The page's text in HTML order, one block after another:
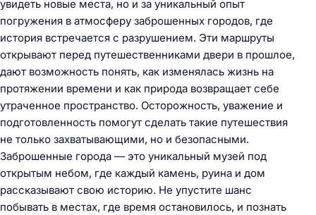
увидеть новые места, но и за уникальный опыт
погружения в атмосферу заброшенных городов, где
история встречается с разрушением. Эти маршруты
открывают перед путешественниками двери в прошлое,
дают возможность понять, как изменялась жизнь на
протяжении времени и как природа возвращает себе
утраченное пространство. Осторожность, уважение и
подготовленность помогут сделать такие путешествия
не только захватывающими, но и безопасными.
Заброшенные города — это уникальный музей под
открытым небом, где каждый камень, руина и дом
рассказывают свою историю. Не упустите шанс
побывать в местах, где время остановилось, и познать